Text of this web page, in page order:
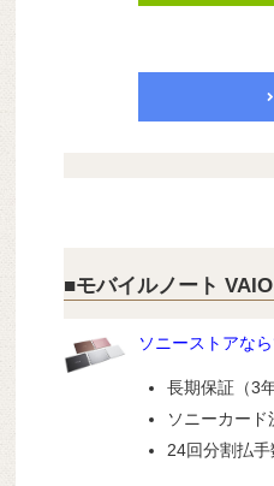
■モバイルノート VAIO
ソニーストアな
長期保証（3
ソニーカー
24回分割払